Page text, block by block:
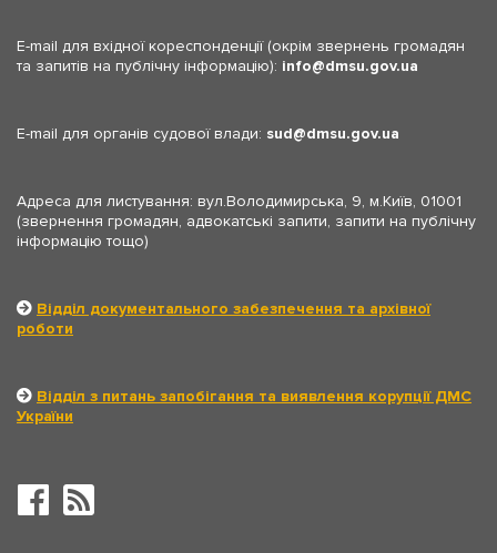
E-mail для вхідної кореспонденції (окрім звернень громадян
та запитів на публічну інформацію): info dmsu.gov.ua
E-mail для органів судової влади: sud dmsu.gov.ua
Адреса для листування: вул.Володимирська, 9, м.Київ, 01001
(звернення громадян, адвокатські запити, запити на публічну
інформацію тощо)
Відділ документального забезпечення та архівної
роботи
Відділ з питань запобігання та виявлення корупції ДМС
України